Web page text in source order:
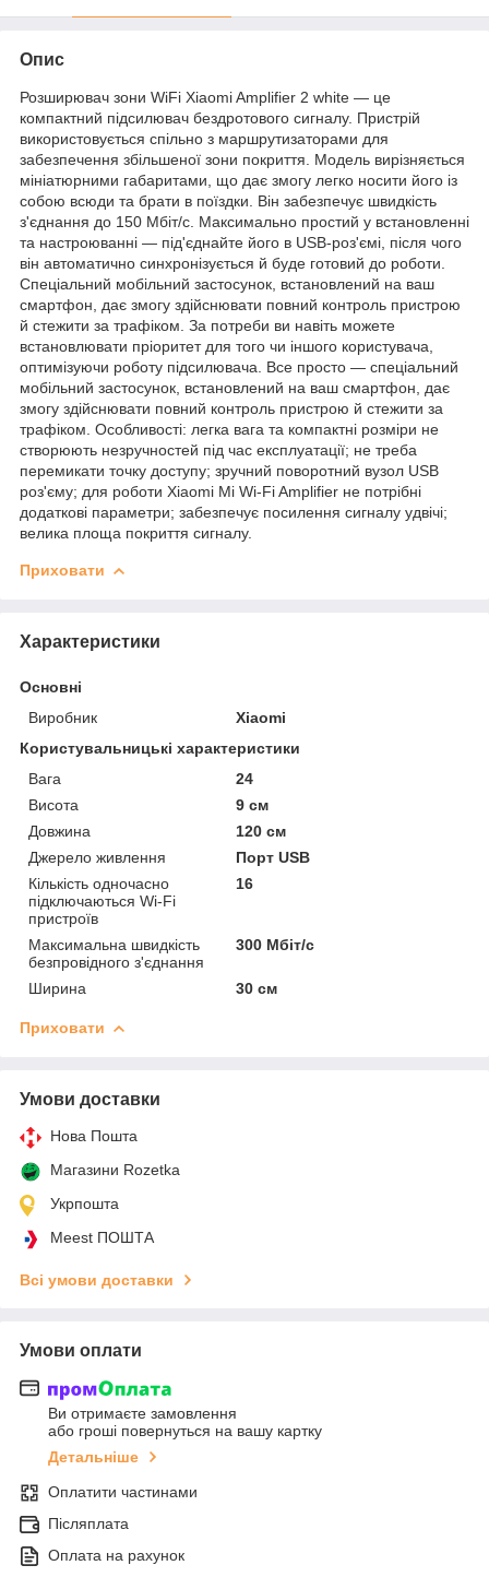
Опис
Розширювач зони WiFi Xiaomi Amplifier 2 white — це
компактний підсилювач бездротового сигналу. Пристрій
використовується спільно з маршрутизаторами для
забезпечення збільшеної зони покриття. Модель вирізняється
мініатюрними габаритами, що дає змогу легко носити його із
собою всюди та брати в поїздки. Він забезпечує швидкість
з'єднання до 150 Мбіт/с. Максимально простий у встановленні
та настроюванні — під'єднайте його в USB-роз'ємі, після чого
він автоматично синхронізується й буде готовий до роботи.
Спеціальний мобільний застосунок, встановлений на ваш
смартфон, дає змогу здійснювати повний контроль пристрою
й стежити за трафіком. За потреби ви навіть можете
встановлювати пріоритет для того чи іншого користувача,
оптимізуючи роботу підсилювача. Все просто — спеціальний
мобільний застосунок, встановлений на ваш смартфон, дає
змогу здійснювати повний контроль пристрою й стежити за
трафіком. Особливості: легка вага та компактні розміри не
створюють незручностей під час експлуатації; не треба
перемикати точку доступу; зручний поворотний вузол USB
роз'єму; для роботи Xiaomi Mi Wi-Fi Amplifier не потрібні
додаткові параметри; забезпечує посилення сигналу удвічі;
велика площа покриття сигналу.
Приховати
Характеристики
Основні
Виробник
Xiaomi
Користувальницькі характеристики
Вага
24
Висота
9 см
Довжина
120 см
Джерело живлення
Порт USB
Кількість одночасно
підключаються Wi-Fi
пристроїв
16
Максимальна швидкість
безпровідного з'єднання
300 Мбіт/c
Ширина 30 см
Приховати
Умови доставки
Нова Пошта
Магазини Rozetka
Укрпошта
Meest ПОШТА
Всі умови доставки
Умови оплати
Ви отримаєте замовлення
або гроші повернуться на вашу картку
Детальніше
Оплатити частинами
Післяплата
Оплата на рахунок